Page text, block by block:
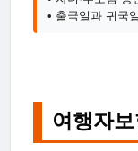
• 출국일과 귀국
여행자